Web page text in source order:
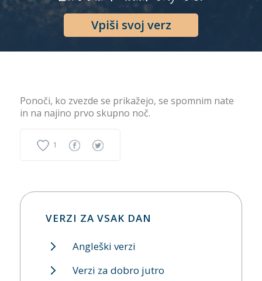
Vpiši svoj verz
Ponoči, ko zvezde se prikažejo, se spomnim nate
in na najino prvo skupno noč.
1
VERZI ZA VSAK DAN
Angleški verzi
Verzi za dobro jutro